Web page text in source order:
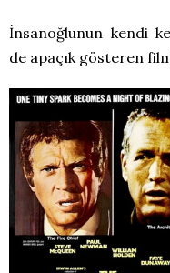
İnsanoğlunun kendi
de apaçık gösteren